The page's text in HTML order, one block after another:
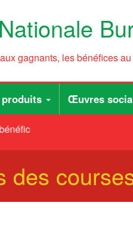
gagnants, les bénéfices
produits Œuvres
au Faso
des